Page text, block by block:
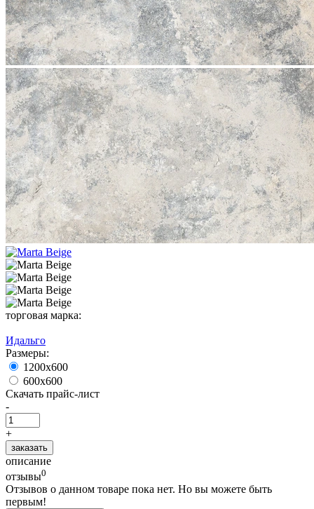
торговая марка:
Идальго
Размеры:
1200х600
600х600
Скачать прайс-лист
-
+
заказать
описание
отзывы0
Отзывов о данном товаре пока нет. Но вы можете быть
первым!